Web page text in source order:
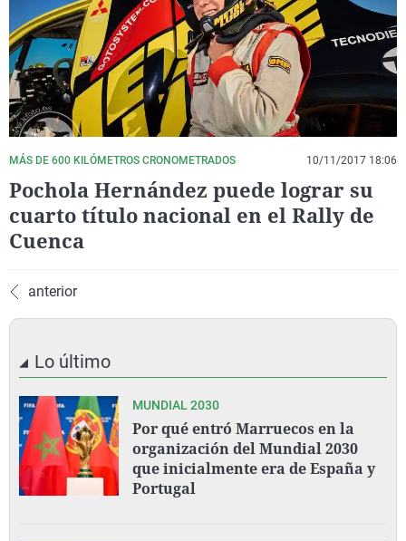
La rosa de los vientos
Gente viajera
Como el perro y el
Caso
Retornados
Equipo de
Operación Viuda
Extremadura
Galicia
La Rioja
Navarra
País Vasco
Virales
Televisión
Elecciones
MÁS DE 600 KILÓMETROS CRONOMETRADOS 10/11/2017 18:06
Pochola Hernández puede lograr su
cuarto título nacional en el Rally de
Cuenca
anterior
Lo último
MUNDIAL 2030
Por qué entró Marruecos en la
organización del Mundial 2030
que inicialmente era de España y
Portugal